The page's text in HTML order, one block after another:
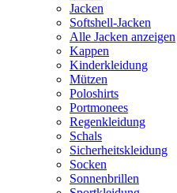
Jacken
Softshell-Jacken
Alle Jacken anzeigen
Kappen
Kinderkleidung
Mützen
Poloshirts
Portmonees
Regenkleidung
Schals
Sicherheitskleidung
Socken
Sonnenbrillen